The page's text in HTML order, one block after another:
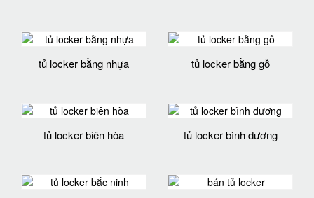
tủ locker bằng nhựa tủ locker bằng gỗ
tủ locker biên hòa tủ locker bình dương